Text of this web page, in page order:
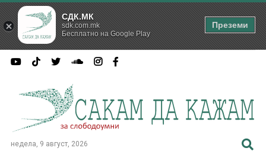
недела, 9 август, 2026
СДК.МК
sdk.com.mk
Бесплатно на Google Play
Преземи